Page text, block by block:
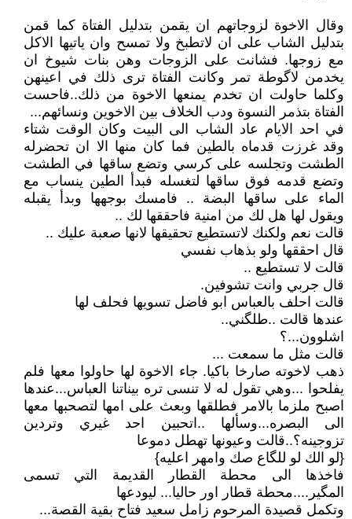
وقال الاخوة لزوجاتهم ان يقمن بتدليل الفتاة كما قمن
بتدليل الشاب على ان لاتطبخ ولا تمسح وان ياتيها الاكل
مع زوجها. فشانت على الزوجات وهن بنات شيوخ ان
يخدمن لاگوطة تمر وكانت الفتاة ترى ذلك في اعينهن
وكلما حاولت ان تخدم يمنعها الاخوة من ذلك..فاحست
الفتاة بتذمر النسوة ودب الخلاف بين الاخوين ونسائهم...
في احد الايام عاد الشاب الى البيت وكان الوقت شتاء
وقد غرزت قدماه بالطين فما كان منها الا ان تحضرله
الطشت وتجلسه على كرسي وتضع ساقها في الطشت
وتضع قدمه فوق ساقها لتغسله فبدأ الطين ينساب مع
الماء على ساقها البضة .. فامسك بوجهها وبدأ يقبله
ويقول لها هل لك من امنية فاحققها لك ..
قالت نعم ولكنك لاتستطيع تحقيقها لانها صعبة عليك ..
قال احققها ولو بذهاب نفسي
قالت لا تستطيع ..
قال جربي وانت تشوفين.
قالت احلف بالعباس ابو فاضل تسويها فحلف لها
عندها قالت ..طلگني..
اشلوون...؟
قالت مثل ما سمعت ...
ذهب لاخوته صارخا باكيا. جاء الاخوة لها حاولوا معها فلم
يفلحوا ...وهي تقول له لا تنسى تره بيناتنا العباس...عندها
اصبح ملزما بالامر فطلقها وبعث على امها لتصحبها معها
الى البصره...وسألها ..اتحبين احد غيري وتردين
تزوجينه؟..قالت وعيونها تهطل دموعا
{لو الك لو للگاع صك وامهر اعليه}
فاخذها الى محطة القطار القديمة التي تسمى
المگير....محطة قطار اور حاليا... ليودعها
وتكمل قصيدة المرحوم زامل سعيد فتاح بقية القصة...